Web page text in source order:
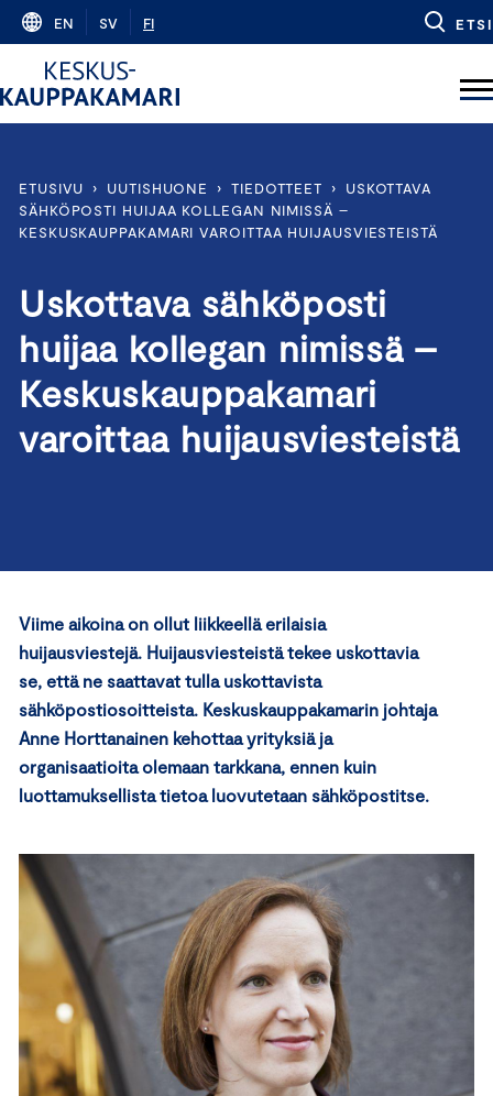
Skip
content
EN SV FI ETSI
ETUSIVU › UUTISHUONE › TIEDOTTEET ›
USKOTTAVA
SÄHKÖPOSTI HUIJAA KOLLEGAN NIMISSÄ –
KESKUSKAUPPAKAMARI VAROITTAA HUIJAUSVIESTEISTÄ
Uskottava sähköposti
huijaa kollegan nimissä –
Keskuskauppakamari
varoittaa huijausviesteistä
Viime aikoina on ollut liikkeellä erilaisia
huijausviestejä. Huijausviesteistä tekee uskottavia
se, että ne saattavat tulla uskottavista
sähköpostiosoitteista. Keskuskauppakamarin johtaja
Anne Horttanainen kehottaa yrityksiä ja
organisaatioita olemaan tarkkana, ennen kuin
luottamuksellista tietoa luovutetaan sähköpostitse.